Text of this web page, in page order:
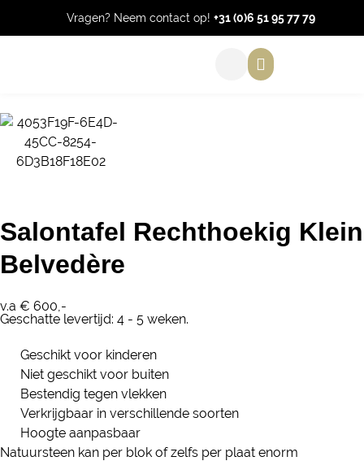
Vragen? Neem contact op!+31 (0)6 51 95 77 79
Salontafel Rechthoekig Klein
Belvedère
v.a € 600,-
Geschatte levertijd: 4 - 5 weken.
Geschikt voor kinderen
Niet geschikt voor buiten
Bestendig tegen vlekken
Verkrijgbaar in verschillende soorten
Hoogte aanpasbaar
Natuursteen kan per blok of zelfs per plaat enorm